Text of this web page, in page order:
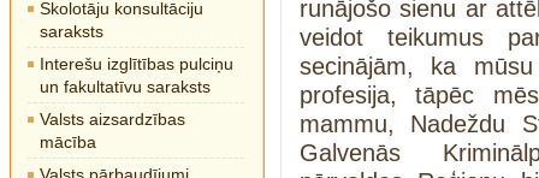
Skolotāju konsultāciju
saraksts
Interešu izglītības pulciņu
un fakultatīvu saraksts
Valsts aizsardzības
mācība
runājošo sienu ar
veidot teikumus
secinājām, ka
profesija, tāpēc
mammu, Nadeždu
Galvenās